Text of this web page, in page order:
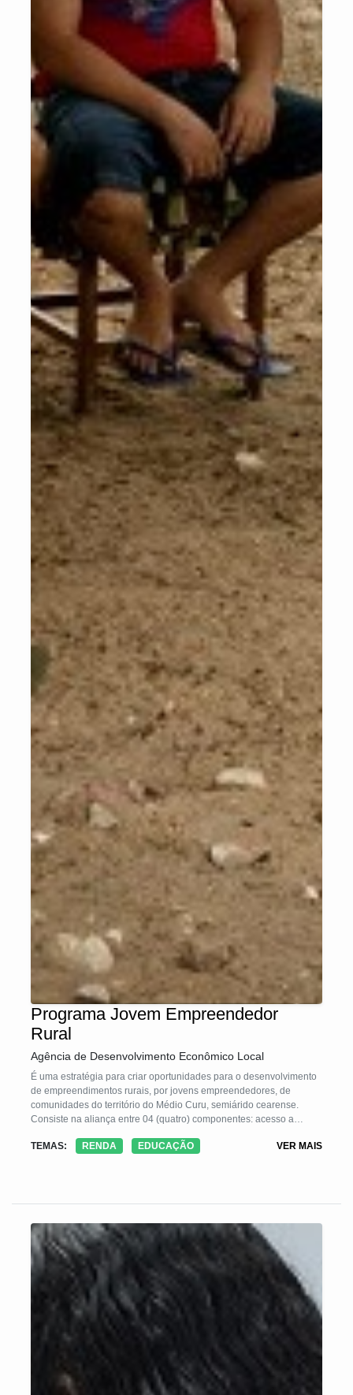
Programa Jovem Empreendedor
Rural
Agência de Desenvolvimento Econômico Local
É uma estratégia para criar oportunidades para o desenvolvimento
de empreendimentos rurais, por jovens empreendedores, de
comunidades do território do Médio Curu, semiárido cearense.
Consiste na aliança entre 04 (quatro) componentes: acesso a
TEMAS:
RENDA EDUCAÇÃO VER MAIS